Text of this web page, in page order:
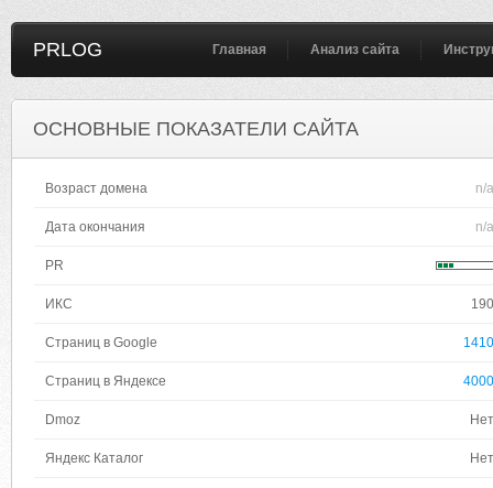
PRLOG Главная Анализ сайта
ОСНОВНЫЕ ПОКАЗАТЕЛИ САЙТА
Возраст домена n/a
Дата окончания n/a
PR
ИКС 190
Страниц в Google 1410
Страниц в Яндексе 4000
Dmoz Нет
Яндекс Каталог Нет